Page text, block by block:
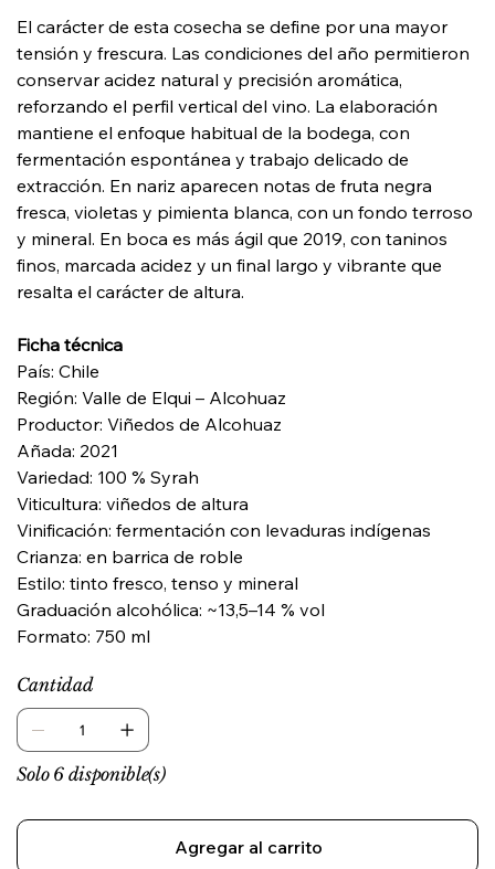
El carácter de esta cosecha se define por una mayor
tensión y frescura. Las condiciones del año permitieron
conservar acidez natural y precisión aromática,
reforzando el perfil vertical del vino. La elaboración
mantiene el enfoque habitual de la bodega, con
fermentación espontánea y trabajo delicado de
extracción. En nariz aparecen notas de fruta negra
fresca, violetas y pimienta blanca, con un fondo terroso
y mineral. En boca es más ágil que 2019, con taninos
finos, marcada acidez y un final largo y vibrante que
resalta el carácter de altura.
Ficha técnica
País: Chile
Región: Valle de Elqui – Alcohuaz
Productor: Viñedos de Alcohuaz
Añada: 2021
Variedad: 100 % Syrah
Viticultura: viñedos de altura
Vinificación: fermentación con levaduras indígenas
Crianza: en barrica de roble
Estilo: tinto fresco, tenso y mineral
Graduación alcohólica: ~13,5–14 % vol
Formato: 750 ml
Cantidad
Solo 6 disponible(s)
Agregar al carrito